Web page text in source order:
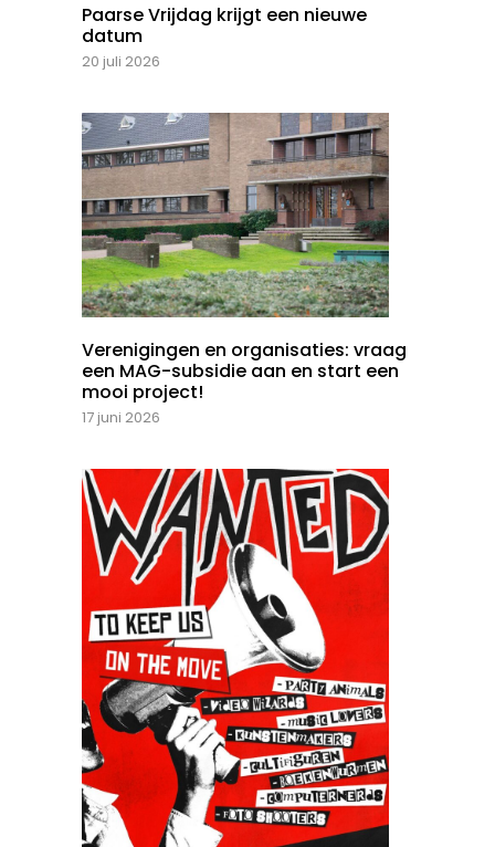
Paarse Vrijdag krijgt een nieuwe
datum
20 juli 2026
Verenigingen en organisaties: vraag
een MAG-subsidie aan en start een
mooi project!
17 juni 2026